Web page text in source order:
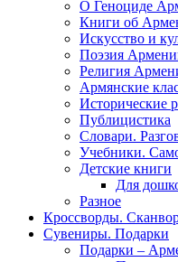
О Геноциде
Книги об
Иcкусство и
Поэзия
Религия
Армянские
Исторические
Публицистика
Словари.
Учебники.
Детские книги
Для
Разное
Кроссворды.
Сувениры. Подарки
Подарки –